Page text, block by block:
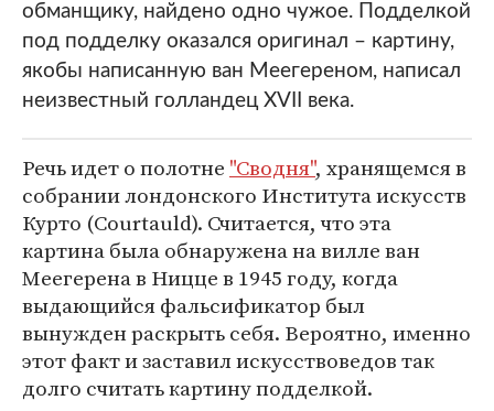
обманщику, найдено одно чужое. Подделкой
под подделку оказался оригинал – картину,
якобы написанную ван Меегереном, написал
неизвестный голландец XVII века.
Речь идет о полотне "Сводня", хранящемся в
собрании лондонского Института искусств
Курто (Courtauld). Считается, что эта
картина была обнаружена на вилле ван
Меегерена в Ницце в 1945 году, когда
выдающийся фальсификатор был
вынужден раскрыть себя. Вероятно, именно
этот факт и заставил искусствоведов так
долго считать картину подделкой.